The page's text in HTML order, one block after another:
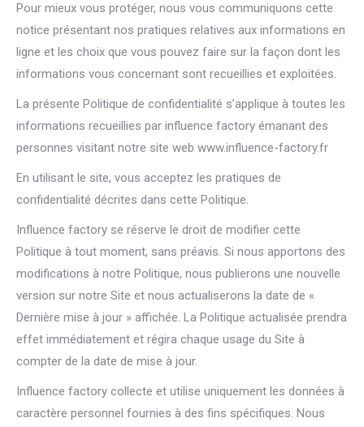
Pour mieux vous protéger, nous vous communiquons cette
notice présentant nos pratiques relatives aux informations en
ligne et les choix que vous pouvez faire sur la façon dont les
informations vous concernant sont recueillies et exploitées.
La présente Politique de confidentialité s’applique à toutes les
informations recueillies par influence factory émanant des
personnes visitant notre site web www.influence-factory.fr
En utilisant le site, vous acceptez les pratiques de
confidentialité décrites dans cette Politique.
Influence factory se réserve le droit de modifier cette
Politique à tout moment, sans préavis. Si nous apportons des
modifications à notre Politique, nous publierons une nouvelle
version sur notre Site et nous actualiserons la date de «
Dernière mise à jour » affichée. La Politique actualisée prendra
effet immédiatement et régira chaque usage du Site à
compter de la date de mise à jour.
Influence factory collecte et utilise uniquement les données à
caractère personnel fournies à des fins spécifiques. Nous